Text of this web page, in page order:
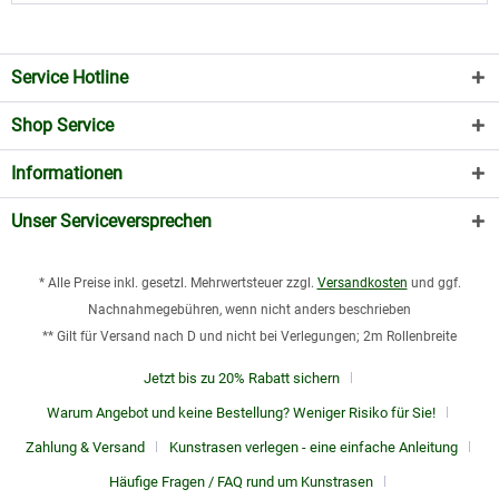
tragfähig zu machen, wird der Bruchsand / Schotter dann mit
Ist es viel Arbeit, Kunstrasen im Garten zu pflegen?
zu Kunstrasen greifen lässt. Neben der heute nahezu perfekten
Straßenbesen. Weiterhin sprechen auch – entgegen vielfacher
Vermutung – ökologische Faktoren für Kunstrasen: Bspw. spart
man Trinkwasser für die Bewässerung, was sich auch im
Geldbeutel bemerkbar macht. Ebenso entfällt bei Kunstrasen
Rasenschnitt muss nicht eingesetzt werden. Die komplette
Antwort zu diesem Thema finden Sie hier .
Service Hotline
Shop Service
Informationen
Unser Serviceversprechen
* Alle Preise inkl. gesetzl. Mehrwertsteuer zzgl. Versandkosten und ggf.
Nachnahmegebühren, wenn nicht anders beschrieben
** Gilt für Versand nach D und nicht bei Verlegungen; 2m Rollenbreite
Jetzt bis zu 20% Rabatt sichern
Warum Angebot und keine Bestellung? Weniger Risiko für Sie!
Zahlung & Versand Kunstrasen verlegen - eine einfache Anleitung
Häufige Fragen / FAQ rund um Kunstrasen